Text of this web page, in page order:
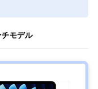
モデル